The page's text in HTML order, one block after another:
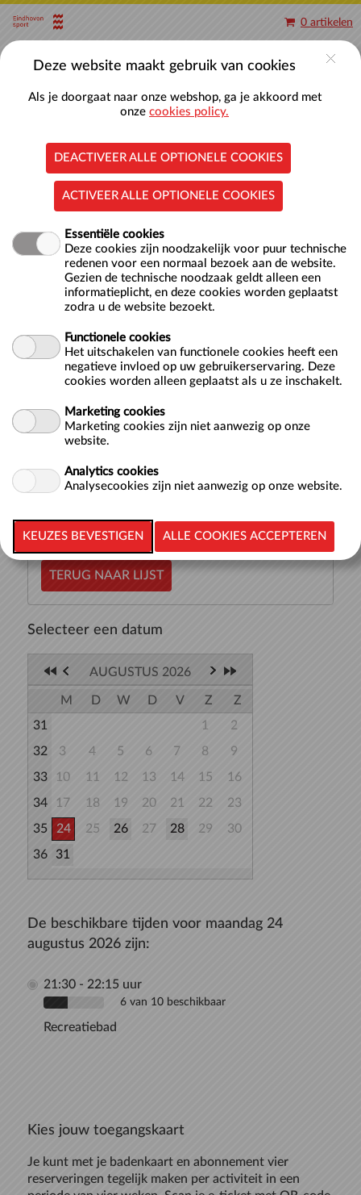
Naar hoofdinhoud
0 artikelen
FloatFit
Locatie
Nationaal Zwemcentrum De Tongelreep
5644 RX EINDHOVEN
NL
DoelgroepVolwassenen
Op een speciale mat (AquaBase) voer je diverse
opdrachten uit op het water waarbij balans en kracht een
grote rol spelen. Tijdens FloatFit train je je volledige
lichaam. Je moet continue je buikspieren aanpassen voor
evenwicht en vervolgens...
meer >>
TERUG NAAR LIJST
Selecteer een datum
AUGUSTUS 2026
M D W D V Z
Z
31
1
2
32
3 4 5 6 7 8
9
33
10 11 12 13 14 15
16
34
17 18 19 20 21 22
23
35
24 25 26 27 28 29
30
36
31
De beschikbare tijden voor maandag 24
augustus 2026 zijn:
21:30 - 22:15 uur
6 van 10 beschikbaar
Recreatiebad
Kies jouw toegangskaart
Je kunt met je badenkaart en abonnement vier
reserveringen tegelijk maken per activiteit in een
Deze website maakt gebruik van cookies
Als je doorgaat naar onze webshop, ga je akkoord met
onze cookies policy.
DEACTIVEER ALLE OPTIONELE COOKIES
ACTIVEER ALLE OPTIONELE COOKIES
Essentiële cookies
Deze cookies zijn noodzakelijk voor puur technische
redenen voor een normaal bezoek aan de website.
Gezien de technische noodzaak geldt alleen een
informatieplicht, en deze cookies worden geplaatst
zodra u de website bezoekt.
Functionele cookies
Het uitschakelen van functionele cookies heeft een
negatieve invloed op uw gebruikerservaring. Deze
cookies worden alleen geplaatst als u ze inschakelt.
Marketing cookies
Marketing cookies zijn niet aanwezig op onze
website.
Analytics cookies
Analysecookies zijn niet aanwezig op onze website.